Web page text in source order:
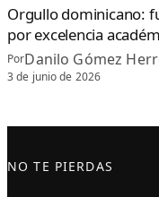
Orgullo dominicano:
por excelencia
PorDanilo Gómez
3 de junio de 2026
NO TE PIERDAS